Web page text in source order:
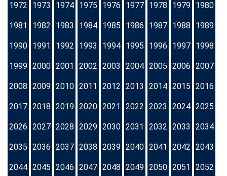
1972 1973 1974 1975 1976 1977 1978 1979 1980
1981 1982 1983 1984 1985 1986 1987 1988 1989
1990 1991 1992 1993 1994 1995 1996 1997 1998
1999 2000 2001 2002 2003 2004 2005 2006 2007
2008 2009 2010 2011 2012 2013 2014 2015 2016
2017 2018 2019 2020 2021 2022 2023 2024 2025
2026 2027 2028 2029 2030 2031 2032 2033 2034
2035 2036 2037 2038 2039 2040 2041 2042 2043
2044 2045 2046 2047 2048 2049 2050 2051 2052